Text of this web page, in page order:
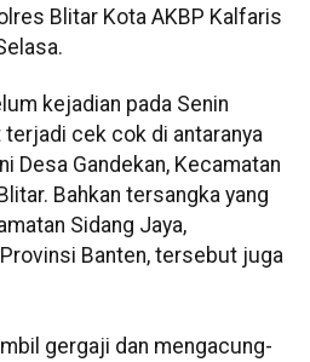
Blitar Kota AKBP Kalfaris
kejadian pada Senin
cek cok di antaranya
Desa Gandekan, Kecamatan
Bahkan tersangka yang
Sidang Jaya,
Banten, tersebut juga
gergaji dan mengacung-